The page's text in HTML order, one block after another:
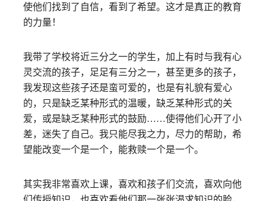
使他们找到了自信，看到了希望。这才是真正的教育
的力量！
我带了学校将近三分之一的学生，加上有时与我有心
灵交流的孩子，足足有三分之一，甚至更多的孩子，
我发现这些孩子还是蛮可爱的，也是有礼貌有爱心
的，只是缺乏某种形式的温暖，缺乏某种形式的关
爱，或是缺乏某种形式的鼓励……使得他们心开了小
差，迷失了自己。我只能尽我之力，尽力的帮助，希
望能改变一个是一个，能救赎一个是一个。
其实我非常喜欢上课，喜欢和孩子们交流，喜欢向他